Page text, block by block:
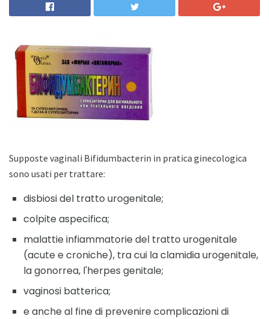
Supposte vaginali Bifidumbacterin in pratica ginecologica
sono usati per trattare:
disbiosi del tratto urogenitale;
colpite aspecifica;
malattie infiammatorie del tratto urogenitale
(acute e croniche), tra cui la clamidia urogenitale,
la gonorrea, l'herpes genitale;
vaginosi batterica;
e anche al fine di prevenire complicazioni di